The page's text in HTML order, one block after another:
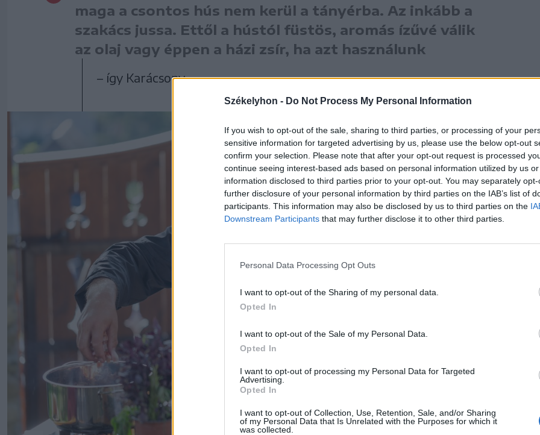
Székelyhon - Do Not Process My Personal Information
If you wish to opt-out of the sale, sharing to third parties, or processing of your
sensitive information for targeted advertising by us, please use the below opt-out
confirm your selection. Please note that after your opt-out request is processed
continue seeing interest-based ads based on personal information utilized by us
information disclosed to third parties prior to your opt-out. You may separately
further disclosure of your personal information by third parties on the IAB’s list of
participants. This information may also be disclosed by us to third parties on the
Downstream Participants that may further disclose it to other third parties.
Personal Data Processing Opt Outs
I want to opt-out of the Sharing of my personal data.
Opted In
I want to opt-out of the Sale of my Personal Data.
Opted In
I want to opt-out of processing my Personal Data for Targeted
Advertising.
Opted In
I want to opt-out of Collection, Use, Retention, Sale, and/or Sharing
of my Personal Data that Is Unrelated with the Purposes for which it
was collected.
maga a csontos hús nem kerül a tányérba. Az inkább a
szakács jussa. Ettől a hústól füstös, aromás ízűvé válik
az olaj vagy éppen a házi zsír, ha azt használunk
– így Karácsony.